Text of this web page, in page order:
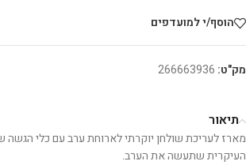
הוסף/י למועדפים
מק"ט: 266663936
תיאור
מארז לעריכת שולחן יוקרתי לארוחת ערב עם כלי הגשה
העיקרית שתעשה את הערב.